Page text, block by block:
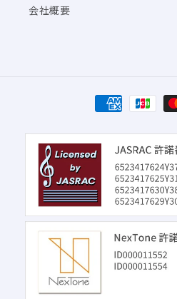
会社概要
決
済
方
法